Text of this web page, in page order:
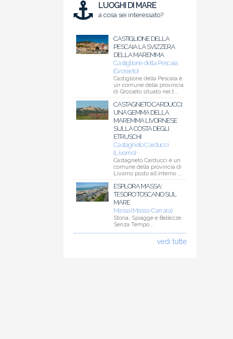
LUOGHI DI MARE
a cosa sei interessato?
CASTIGLIONE DELLA
PESCAIA LA SVIZZERA
DELLA MAREMMA
Castiglione della Pescaia
(Grosseto)
Castiglione della Pescaia è
un comune della provincia
di Grosseto situato nel t...
CASTAGNETO CARDUCCI:
UNA GEMMA DELLA
MAREMMA LIVORNESE
SULLA COSTA DEGLI
ETRUSCHI
Castagneto Carducci
(Livorno)
Castagneto Carducci è un
comune della provincia di
Livorno posto all’interno ...
ESPLORA MASSA:
TESORO TOSCANO SUL
MARE
Massa (Massa-Carrara)
Storia, Spiagge e Bellezze
Senza Tempo...
vedi tutte